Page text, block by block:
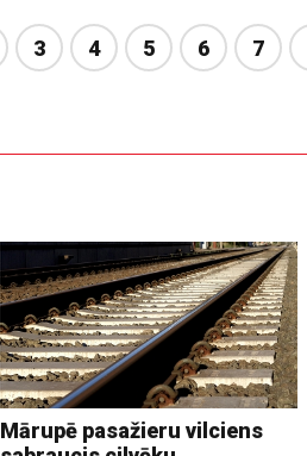
3 4 5 6 7
Mārupē pasažieru vilciens